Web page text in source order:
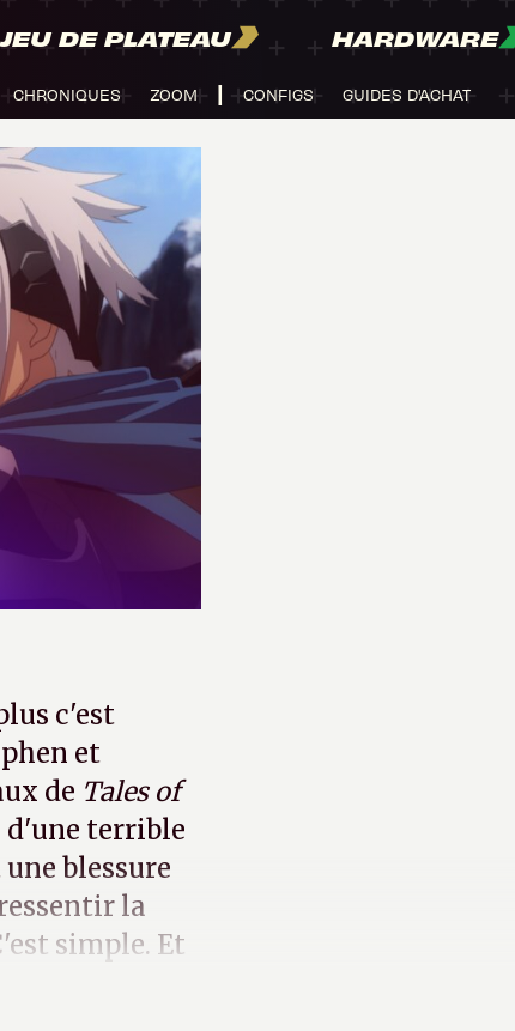
JEU DE PLATEAU HARDWARE
CHRONIQUES ZOOM CONFIGS GUIDES D'ACHAT
c'est
et
de Tales of
d'une terrible
blessure
la
simple. Et